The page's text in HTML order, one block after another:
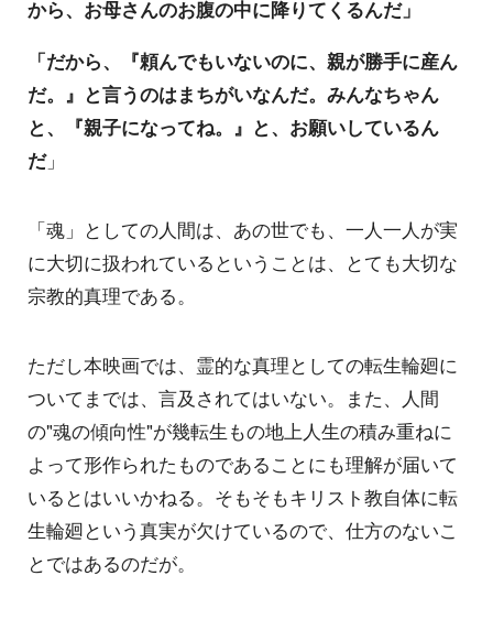
から、お母さんのお腹の中に降りてくるんだ」
「だから、『頼んでもいないのに、親が勝手に産ん
だ。』と言うのはまちがいなんだ。みんなちゃん
と、『親子になってね。』と、お願いしているん
だ」
「魂」としての人間は、あの世でも、一人一人が実
に大切に扱われているということは、とても大切な
宗教的真理である。
ただし本映画では、霊的な真理としての転生輪廻に
ついてまでは、言及されてはいない。また、人間
の"魂の傾向性"が幾転生もの地上人生の積み重ねに
よって形作られたものであることにも理解が届いて
いるとはいいかねる。そもそもキリスト教自体に転
生輪廻という真実が欠けているので、仕方のないこ
とではあるのだが。